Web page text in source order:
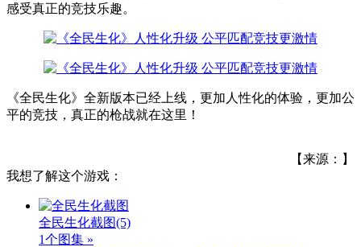
感受真正的竞技乐趣。
《全民生化》全新版本已经上线，更加人性化的体验，更加公
平的竞技，真正的枪战就在这里！
【来源：】
我想了解这个游戏：
全民生化截图(5)
1个图集 »